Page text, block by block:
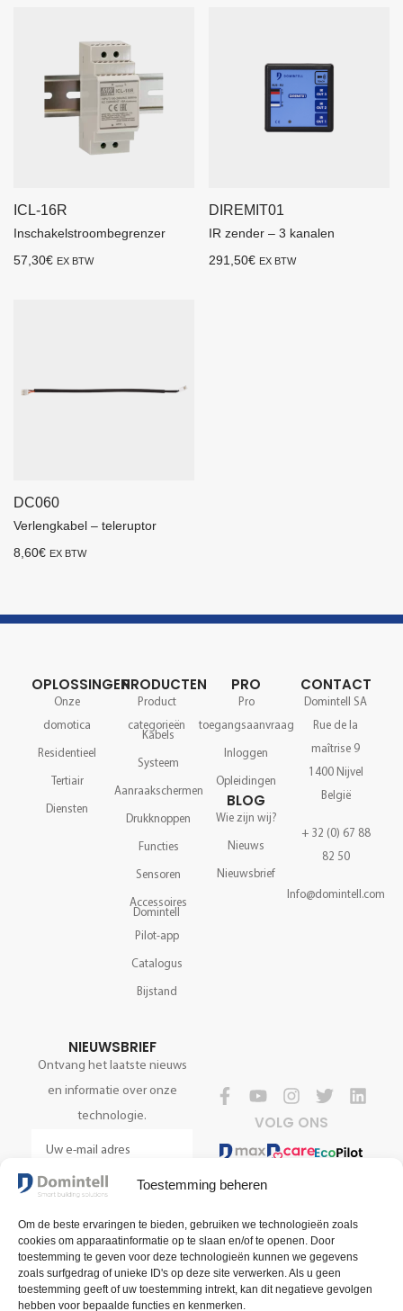
Toestemming beheren
Om de beste ervaringen te bieden, gebruiken we technologieën zoals
cookies om apparaatinformatie op te slaan en/of te openen. Door
toestemming te geven voor deze technologieën kunnen we gegevens
zoals surfgedrag of unieke ID's op deze site verwerken. Als u geen
toestemming geeft of uw toestemming intrekt, kan dit negatieve gevolgen
hebben voor bepaalde functies en kenmerken.
ICL-16R
Inschakelstroombegrenzer
57,30€ EX BTW
DIREMIT01
IR zender – 3 kanalen
291,50€ EX BTW
DC060
Verlengkabel – teleruptor
8,60€ EX BTW
OPLOSSINGEN
Onze
domotica
Residentieel
Tertiair
Diensten
PRODUCTEN
Product
categorieën
Kabels
Systeem
Aanraakschermen
Drukknoppen
Functies
Sensoren
Accessoires
Domintell
Pilot-app
Catalogus
Bijstand
PRO
Pro
toegangsaanvraag
Inloggen
Opleidingen
BLOG
Wie zijn wij?
Nieuws
Nieuwsbrief
CONTACT
Domintell SA
Rue de la
maîtrise 9
1400 Nijvel
België
+ 32 (0) 67 88
82 50
Info@domintell.com
NIEUWSBRIEF
Ontvang het laatste nieuws
en informatie over onze
technologie.
REGISTREER NU
VOLG ONS